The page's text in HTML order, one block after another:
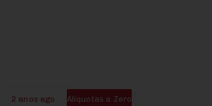
2 anos ago Alíquotas a Zero